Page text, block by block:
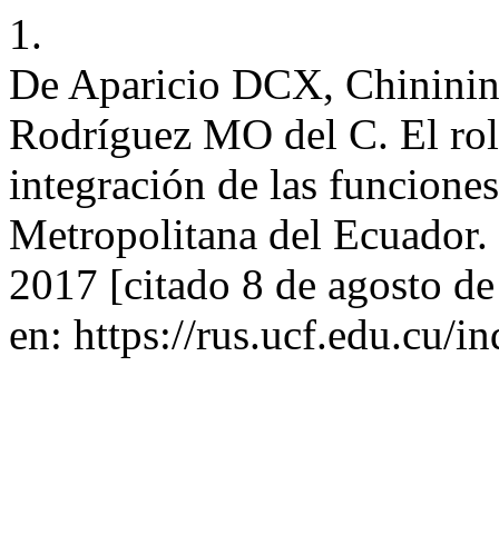
1.
De Aparicio DCX,
Rodríguez MO del C. El
integración de las
Metropolitana del
2017 [citado 8 de agosto
en: https://rus.ucf.edu.cu/